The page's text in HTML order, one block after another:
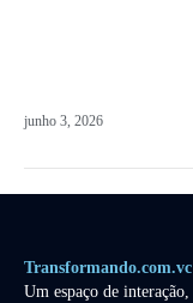
junho 3, 2026
Transformando.com.vc
Um espaço de